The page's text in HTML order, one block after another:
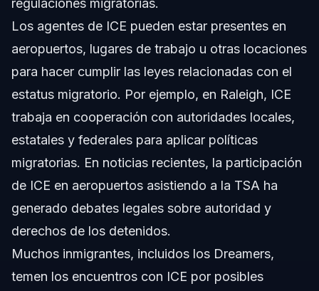
regulaciones migratorias.
Los agentes de ICE pueden estar presentes en
aeropuertos, lugares de trabajo u otras locaciones
para hacer cumplir las leyes relacionadas con el
estatus migratorio. Por ejemplo, en Raleigh, ICE
trabaja en cooperación con autoridades locales,
estatales y federales para aplicar políticas
migratorias. En noticias recientes, la participación
de ICE en aeropuertos asistiendo a la TSA ha
generado debates legales sobre autoridad y
derechos de los detenidos.
Muchos inmigrantes, incluidos los Dreamers,
temen los encuentros con ICE por posibles